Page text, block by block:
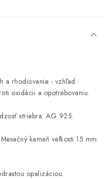
a rhodiovanie - vzhľad
oxidácii a opotrebovaniu.
striebra: AG 925.
kameň veľkosti 15 mm.
opalizáciou.